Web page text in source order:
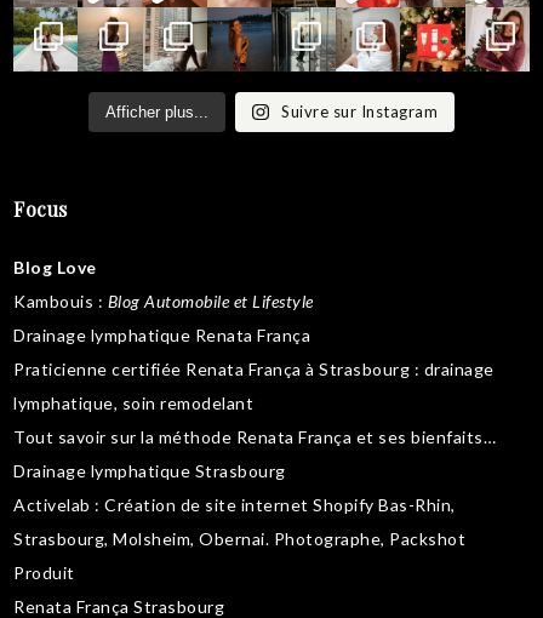
Afficher plus... Suivre sur Instagram
Focus
Blog Love
Kambouis : Blog Automobile et Lifestyle
Drainage lymphatique Renata França
Praticienne certifiée Renata França à Strasbourg : drainage
lymphatique, soin remodelant
Tout savoir sur la méthode Renata França et ses bienfaits…
Drainage lymphatique Strasbourg
Activelab : Création de site internet Shopify Bas-Rhin,
Strasbourg, Molsheim, Obernai. Photographe, Packshot
Produit
Renata França Strasbourg